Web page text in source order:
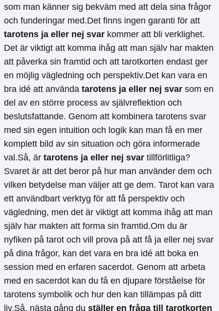
som man känner sig bekväm med att dela sina frågor
och funderingar med.Det finns ingen garanti för att
tarotens ja eller nej svar kommer att bli verklighet.
Det är viktigt att komma ihåg att man själv har makten
att påverka sin framtid och att tarotkorten endast ger
en möjlig vägledning och perspektiv.Det kan vara en
bra idé att använda tarotens ja eller nej svar som en
del av en större process av självreflektion och
beslutsfattande. Genom att kombinera tarotens svar
med sin egen intuition och logik kan man få en mer
komplett bild av sin situation och göra informerade
val.Så, är tarotens ja eller nej svar tillförlitliga?
Svaret är att det beror på hur man använder dem och
vilken betydelse man väljer att ge dem. Tarot kan vara
ett användbart verktyg för att få perspektiv och
vägledning, men det är viktigt att komma ihåg att man
själv har makten att forma sin framtid.Om du är
nyfiken på tarot och vill prova på att få ja eller nej svar
på dina frågor, kan det vara en bra idé att boka en
session med en erfaren sacerdot. Genom att arbeta
med en sacerdot kan du få en djupare förståelse för
tarotens symbolik och hur den kan tillämpas på ditt
liv.Så, nästa gång du ställer en fråga till tarotkorten